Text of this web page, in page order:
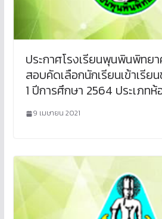
ประกาศโรงเรียนพุนพินพิทย
สอบคัดเลือกนักเรียนเข้าเรี
1 ปีการศึกษา 2564 ประเภท
9 เมษายน 2021